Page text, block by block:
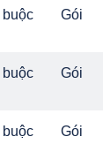
buộc
Gói
buộc
Gói
buộc
Gói